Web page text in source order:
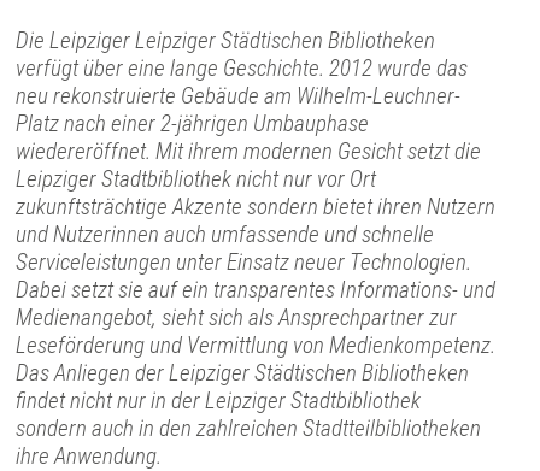
Die Leipziger Leipziger Städtischen Bibliotheken
verfügt über eine lange Geschichte. 2012 wurde das
neu rekonstruierte Gebäude am Wilhelm-Leuchner-
Platz nach einer 2-jährigen Umbauphase
wiedereröffnet. Mit ihrem modernen Gesicht setzt die
Leipziger Stadtbibliothek nicht nur vor Ort
zukunftsträchtige Akzente sondern bietet ihren Nutzern
und Nutzerinnen auch umfassende und schnelle
Serviceleistungen unter Einsatz neuer Technologien.
Dabei setzt sie auf ein transparentes Informations- und
Medienangebot, sieht sich als Ansprechpartner zur
Leseförderung und Vermittlung von Medienkompetenz.
Das Anliegen der Leipziger Städtischen Bibliotheken
findet nicht nur in der Leipziger Stadtbibliothek
sondern auch in den zahlreichen Stadtteilbibliotheken
ihre Anwendung.